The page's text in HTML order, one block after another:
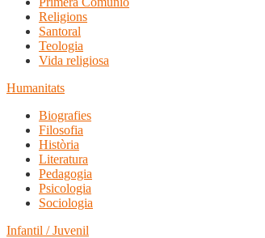
Religions
Santoral
Teologia
Vida religiosa
Humanitats
Biografies
Filosofia
Història
Literatura
Pedagogia
Psicologia
Sociologia
Infantil / Juvenil